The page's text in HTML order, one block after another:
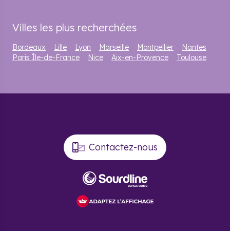
Villes les plus recherchées
Bordeaux Lille Lyon Marseille Montpellier
Nantes
Paris Île-de-France
Nice Aix-en-Provence Toulouse
Contactez-nous